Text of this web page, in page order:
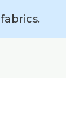
fabrics.